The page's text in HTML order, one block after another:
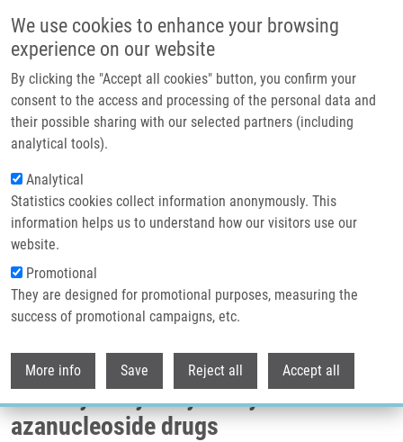
We use cookies to enhance your browsing
experience on our website
By clicking the "Accept all cookies" button, you confirm your
consent to the access and processing of the personal data and
their possible sharing with our selected partners (including
analytical tools).
Analytical
Statistics cookies collect information anonymously. This
information helps us to understand how our visitors use our
website.
Promotional
They are designed for promotional purposes, measuring the
success of promotional campaigns, etc.
More info Save Reject all Accept all
Header image
Drobečková navigace
Domů
Biodegradable System For Drug Delivery Of Hydrolytically Labile
Azanucleoside Drugs
Biodegradable system for drug
delivery of hydrolytically labile
azanucleoside drugs